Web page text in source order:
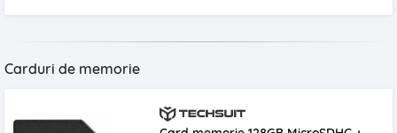
Carduri de memorie